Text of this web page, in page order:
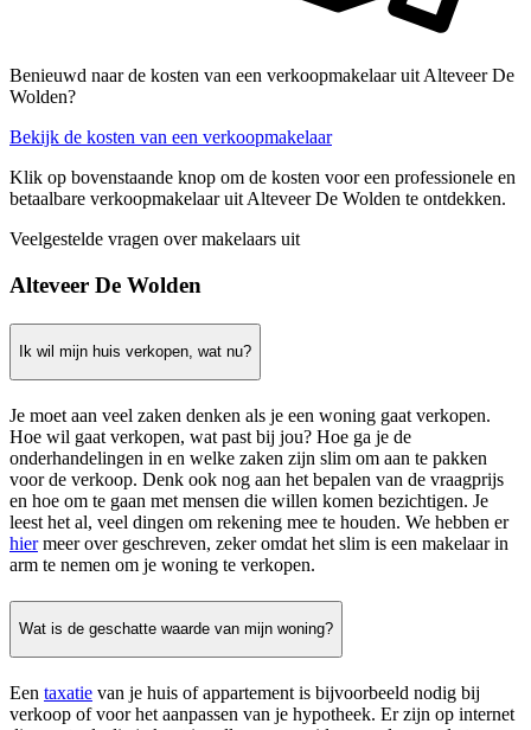
Benieuwd naar de kosten van een verkoopmakelaar uit Alteveer De
Wolden?
Bekijk de kosten van een verkoopmakelaar
Klik op bovenstaande knop om de kosten voor een professionele en
betaalbare verkoopmakelaar uit Alteveer De Wolden te ontdekken.
Veelgestelde vragen over makelaars uit
Alteveer De Wolden
Ik wil mijn huis verkopen, wat nu?
Je moet aan veel zaken denken als je een woning gaat verkopen.
Hoe wil gaat verkopen, wat past bij jou? Hoe ga je de
onderhandelingen in en welke zaken zijn slim om aan te pakken
voor de verkoop. Denk ook nog aan het bepalen van de vraagprijs
en hoe om te gaan met mensen die willen komen bezichtigen. Je
leest het al, veel dingen om rekening mee te houden. We hebben er
hiermeer over geschreven, zeker omdat het slim is een makelaar in
arm te nemen om je woning te verkopen.
Wat is de geschatte waarde van mijn woning?
Een taxatie van je huis of appartement is bijvoorbeeld nodig bij
verkoop of voor het aanpassen van je hypotheek. Er zijn op internet